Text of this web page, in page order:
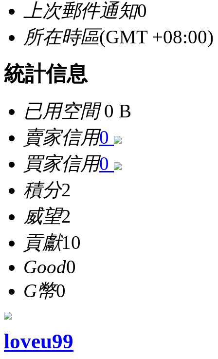
上次郵件通知0
所在時區(GMT
統計信息
已用空間0 B
賣家信用0
買家信用0
積分2
威望2
貢獻10
Good0
G幣0
loveu99